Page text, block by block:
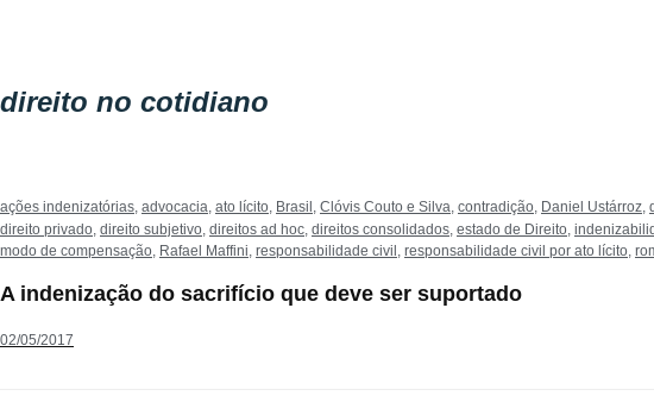
direito no cotidiano
ações indenizatórias, advocacia, ato lícito, Brasil , Clóvis Couto e Silva, contradição, Daniel Ustárroz,
direito privado, direito subjetivo, direitos ad hoc, direitos consolidados, estado de Direito,
modo de compensação, Rafael Maffini, responsabilidade civil , responsabilidade civil por ato lícito,
A indenização do sacrifício que deve ser suportado
02/05/2017